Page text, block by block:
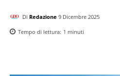
Di Redazione 9 Dicembre 2025
Tempo di lettura: 1 minuti